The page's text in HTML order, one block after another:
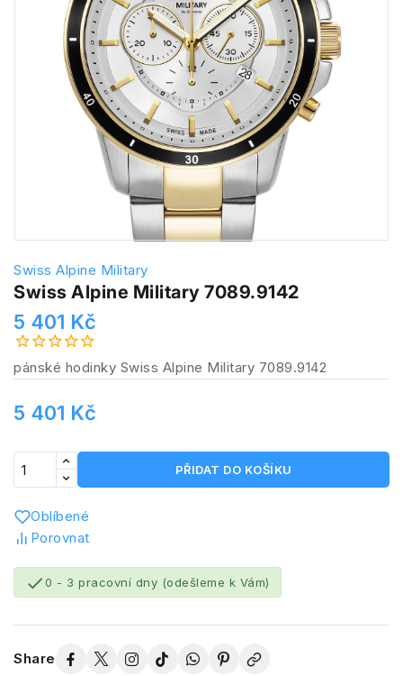
Swiss Alpine Military
Swiss Alpine Military 7089.9142
5 401 Kč
pánské hodinky Swiss Alpine Military 7089.9142
5 401 Kč
PŘIDAT DO KOŠÍKU
Oblíbené
Porovnat
0 - 3 pracovní dny (odešleme k Vám)
Share